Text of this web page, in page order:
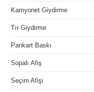
Kamyonet Giydirme
Tır Giydirme
Pankart Baskı
Sopalı Afiş
Seçim Afişi